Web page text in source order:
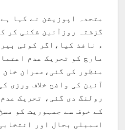
متحدہ اپوزیشن نے کہا
گزشتہ روزآئین شکنی کر
مارچ کو تحریک عدم
منظور کی گئی،عمران
آئین کی واضح خلاف ورزی
رولنگ دی گئی، تحریک
کے خوف سے جمہوریت کو
اسمبلی بحال اور